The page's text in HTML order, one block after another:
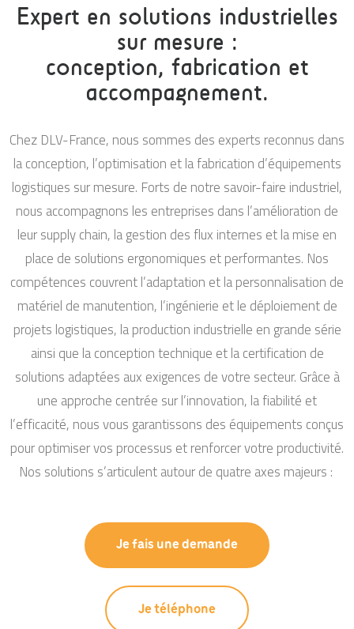
Expert en solutions industrielles
sur mesure :
conception, fabrication et
accompagnement.
Chez DLV-France, nous sommes des experts reconnus dans
la conception, l’optimisation et la fabrication d’équipements
logistiques sur mesure. Forts de notre savoir-faire industriel,
nous accompagnons les entreprises dans l’amélioration de
leur supply chain, la gestion des flux internes et la mise en
place de solutions ergonomiques et performantes. Nos
compétences couvrent l’adaptation et la personnalisation de
matériel de manutention, l’ingénierie et le déploiement de
projets logistiques, la production industrielle en grande série
ainsi que la conception technique et la certification de
solutions adaptées aux exigences de votre secteur. Grâce à
une approche centrée sur l’innovation, la fiabilité et
l’efficacité, nous vous garantissons des équipements conçus
pour optimiser vos processus et renforcer votre productivité.
Nos solutions s’articulent autour de quatre axes majeurs :
Je fais une demande
Je téléphone